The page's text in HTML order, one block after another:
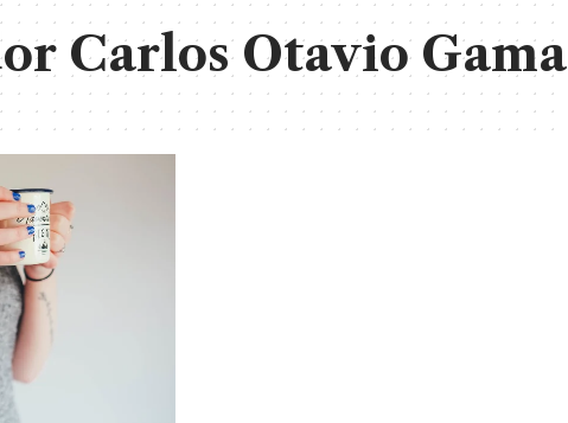
Carlos Otavio Gama